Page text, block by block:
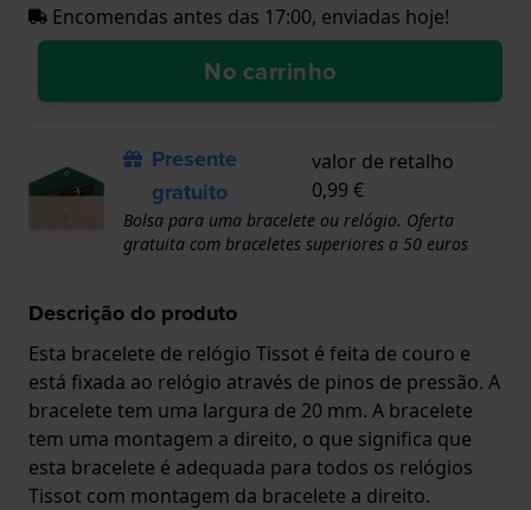
Encomendas antes das 17:00, enviadas hoje!
No carrinho
Presente
gratuito
valor de retalho
0,99 €
Bolsa para uma bracelete ou relógio. Oferta
gratuita com braceletes superiores a 50 euros
Descrição do produto
Esta bracelete de relógio Tissot é feita de couro e
está fixada ao relógio através de pinos de pressão. A
bracelete tem uma largura de 20 mm. A bracelete
tem uma montagem a direito, o que significa que
esta bracelete é adequada para todos os relógios
Tissot com montagem da bracelete a direito.